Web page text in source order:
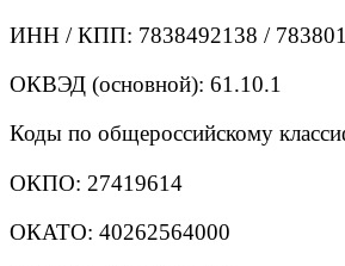
ИНН / КПП: 7838492138 /
ОКВЭД (основной): 61.10.1
Коды по общероссийскому
ОКПО: 27419614
ОКАТО: 40262564000